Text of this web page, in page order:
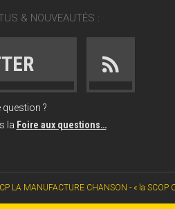
& NOUVEAUTÉS :
?
la Foire aux questions…
LA MANUFACTURE CHANSON - « la